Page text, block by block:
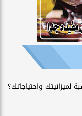
لميزانيتك واحتياجاتك؟